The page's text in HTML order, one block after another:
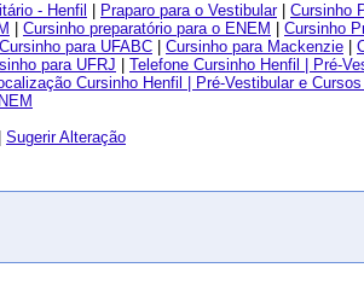
- Henfil
Praparo para o Vestibular| Cursinho
Cursinho preparatório para o ENEM
Cursinho
Cursinho para UFABC Cursinho para Mackenzie
para UFRJ
Telefone Cursinho Henfil | Pré-
Cursinho Henfil | Pré-Vestibular e
Sugerir Alteração